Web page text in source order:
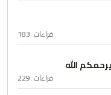
قراءات :183
الله
قراءات :229